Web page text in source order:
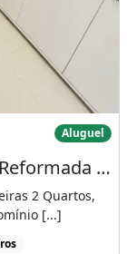
ReformadaAluguel
QC 12 Jardins Mangueiral Casa Reformada com Área Gourmet e Armários Planejados
2 Quartos,
[...]